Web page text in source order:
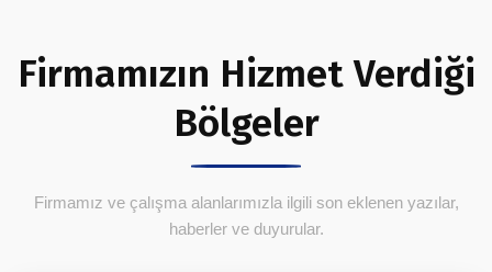
Firmamızın Hizmet Verdiği
Bölgeler
Firmamız ve çalışma alanlarımızla ilgili son eklenen yazılar,
haberler ve duyurular.